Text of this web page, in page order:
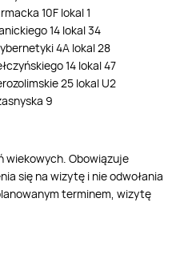
10F lokal 1
14 lokal 34
4A lokal 28
14 lokal 47
25 lokal U2
9
wiekowych. Obowiązuje
się na wizytę i nie odwołania
terminem, wizytę